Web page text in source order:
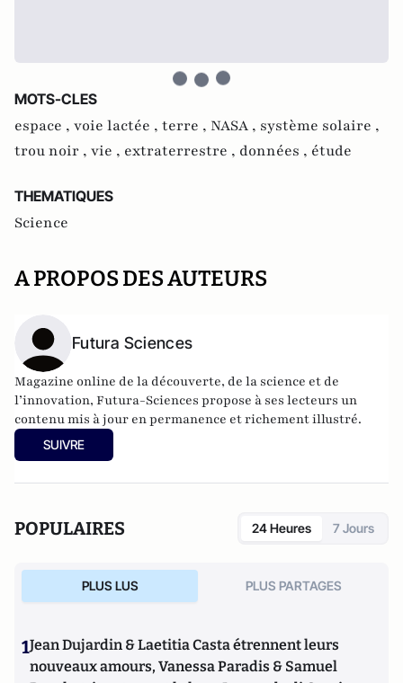
MOTS-CLES
espace , voie lactée , terre , NASA , système solaire ,
trou noir , vie , extraterrestre , données , étude
THEMATIQUES
Science
A PROPOS DES AUTEURS
Futura Sciences
Magazine online de la découverte, de la science et de
l’innovation, Futura-Sciences propose à ses lecteurs un
contenu mis à jour en permanence et richement illustré.
SUIVRE
POPULAIRES 24 Heures 7 Jours
PLUS LUS PLUS PARTAGES
1Jean Dujardin & Laetitia Casta étrennent leurs
nouveaux amours, Vanessa Paradis & Samuel